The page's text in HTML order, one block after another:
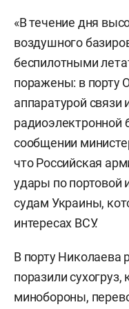
«В течение дня
воздушного
беспилотными
поражены: в порту
аппаратурой связи
радиоэлектронной
сообщении
что Российская
удары по портовой
судам Украины,
интересах ВСУ.
В порту Николаева
поразили
минобороны,